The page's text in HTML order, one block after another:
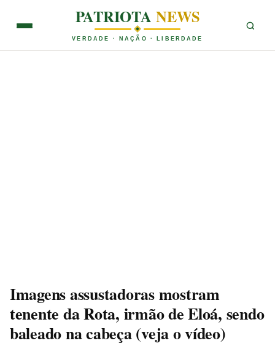
PATRIOTANEWS
VERDADE · NAÇÃO · LIBERDADE
Imagens assustadoras mostram
tenente da Rota, irmão de Eloá, sendo
baleado na cabeça (veja o vídeo)